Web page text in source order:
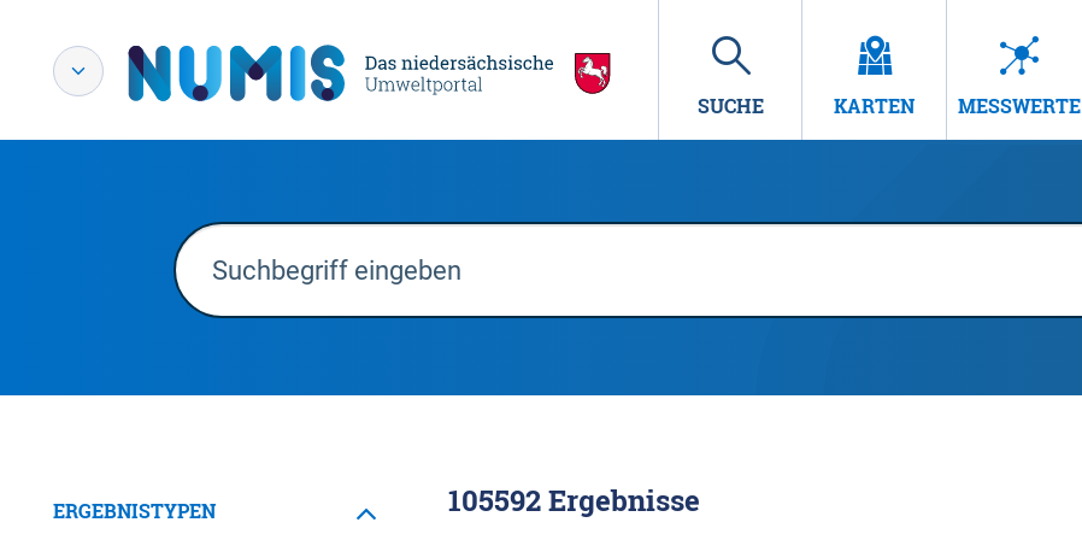
SUCHE KARTEN MESSWERTE
ERGEBNISTYPEN 105592Ergebnisse